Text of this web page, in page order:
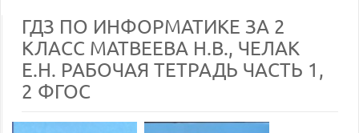
ГДЗ ПО ИНФОРМАТИКЕ ЗА 2
КЛАСС МАТВЕЕВА Н.В., ЧЕЛАК
Е.Н. РАБОЧАЯ ТЕТРАДЬ ЧАСТЬ 1,
2 ФГОС